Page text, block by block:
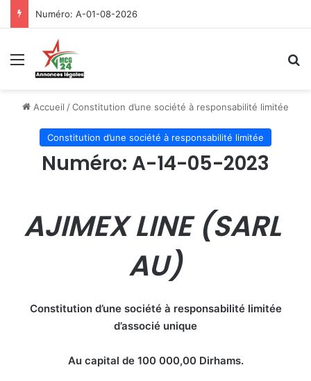
Numéro: A-01-08-2026
Menu
Accueil /Constitution d’une société à responsabilité limitée
Constitution d’une société à responsabilité limitée
Numéro: A-14-05-2023
AJIMEX LINE (SARL
AU)
Constitution d’une société à responsabilité limitée
d’associé unique
Au capital de 100 000,00 Dirhams.